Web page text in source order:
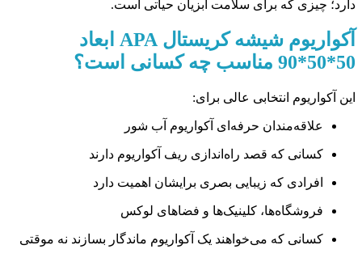
دارد؛ چیزی که برای سلامت آبزیان حیاتی است.
آکواریوم شیشه کریستال APA ابعاد
50*50*90 مناسب چه کسانی است؟
این آکواریوم انتخابی عالی برای:
علاقه‌مندان حرفه‌ای آکواریوم آب شور
کسانی که قصد راه‌اندازی ریف آکواریوم دارند
افرادی که زیبایی بصری برایشان اهمیت دارد
فروشگاه‌ها، کلینیک‌ها و فضاهای لوکس
کسانی که می‌خواهند یک آکواریوم ماندگار بسازند نه موقتی